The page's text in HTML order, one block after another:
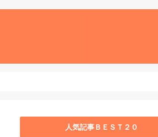
人気記事ＢＥＳＴ２０